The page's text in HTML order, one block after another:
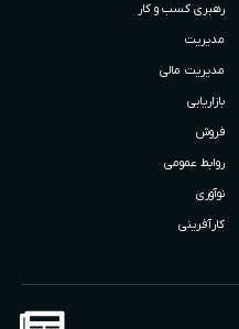
رهبری کسب و کار
مدیریت
مدیریت مالی
بازاریابی
فروش
روابط عمومی
نوآوری
کارآفرینی